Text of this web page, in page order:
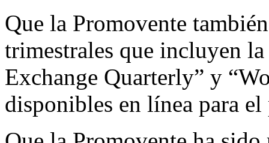
Que la Promovente
trimestrales que incluyen
Exchange Quarterly” y
disponibles en línea para